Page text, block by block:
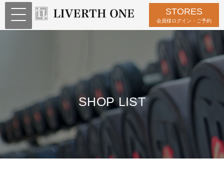
STORES
会員様ログイン・ご予約
SHOP LIST